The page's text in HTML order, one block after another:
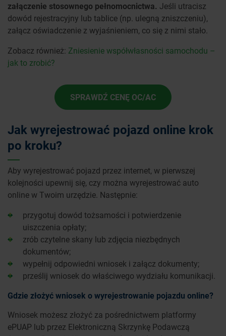
załączenie stosownego pełnomocnictwa. Jeśli utracisz
dowód rejestracyjny lub tablice (np. ulegną zniszczeniu),
załącz oświadczenie z wyjaśnieniem, co się z nimi stało.
Zobacz również: Zniesienie współwłasności samochodu –
jak to zrobić?
SPRAWDŹ CENĘ OC/AC
Jak wyrejestrować pojazd online krok
po kroku?
Aby wyrejestrować pojazd przez internet, w pierwszej
kolejności upewnij się, czy można wyrejestrować auto
online w Twoim urzędzie. Następnie:
przygotuj dowód tożsamości i potwierdzenie
uiszczenia opłaty;
zrób czytelne skany lub zdjęcia niezbędnych
dokumentów;
wypełnij odpowiedni wniosek i załącz dokumenty;
prześlij wniosek do właściwego wydziału komunikacji.
Gdzie złożyć wniosek o wyrejestrowanie pojazdu online?
Wniosek możesz złożyć za pośrednictwem platformy
ePUAP lub przez Elektroniczną Skrzynkę Podawczą